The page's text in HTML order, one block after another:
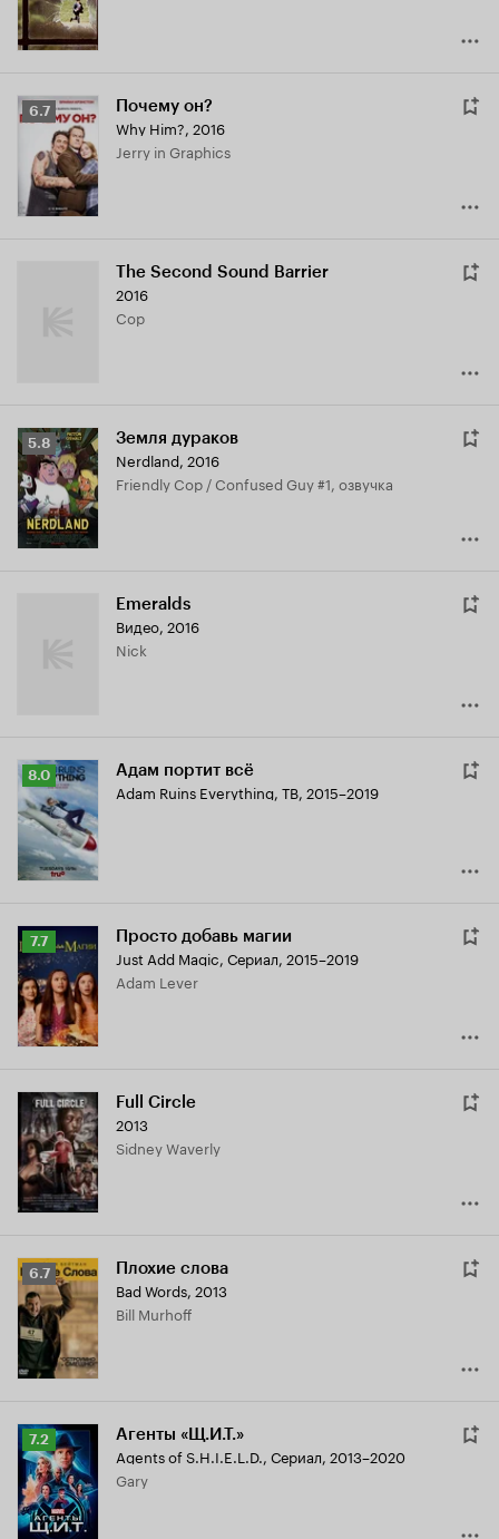
Рейтинг
Кинопоиска
6.7
6.7 Почему он?
Why Him?, 2016
Jerry in Graphics
The Second Sound Barrier
2016
Cop
Рейтинг
Кинопоиска
5.8
5.8 Земля дураков
Nerdland, 2016
Friendly Cop / Confused Guy #1, озвучка
Emeralds
Видео, 2016
Nick
Рейтинг
Кинопоиска
8.0
8.0 Адам портит всё
Adam Ruins Everything, ТВ, 2015–2019
Рейтинг
Кинопоиска
7.7
7.7 Просто добавь магии
Just Add Magic, Сериал, 2015–2019
Adam Lever
Full Circle
2013
Sidney Waverly
Рейтинг
Кинопоиска
6.7
6.7 Плохие слова
Bad Words, 2013
Bill Murhoff
Рейтинг
Кинопоиска
7.2
7.2 Агенты «Щ.И.Т.»
Agents of S.H.I.E.L.D., Сериал, 2013–2020
Gary